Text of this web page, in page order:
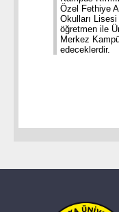
Özel Fethiye
Okulları
öğretmen ile
Merkez
edeceklerdir.